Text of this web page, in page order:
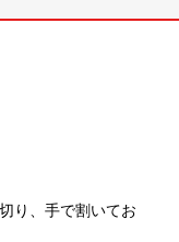
り、手で割いてお